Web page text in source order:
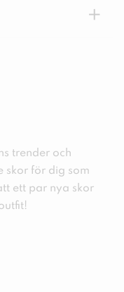
+
trender och
skor för dig som
ett par nya skor